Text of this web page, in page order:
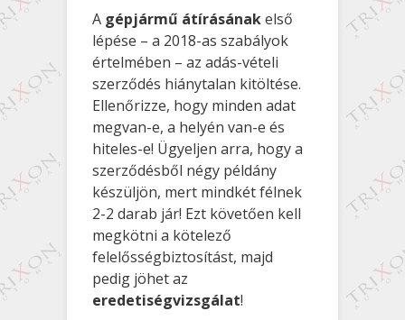
A gépjármű átírásánakelső
lépése – a 2018-as szabályok
értelmében – az adás-vételi
szerződés hiánytalan kitöltése.
Ellenőrizze, hogy minden adat
megvan-e, a helyén van-e és
hiteles-e! Ügyeljen arra, hogy a
szerződésből négy példány
készüljön, mert mindkét félnek
2-2 darab jár! Ezt követően kell
megkötni a kötelező
felelősségbiztosítást, majd
pedig jöhet az
eredetiségvizsgálat!